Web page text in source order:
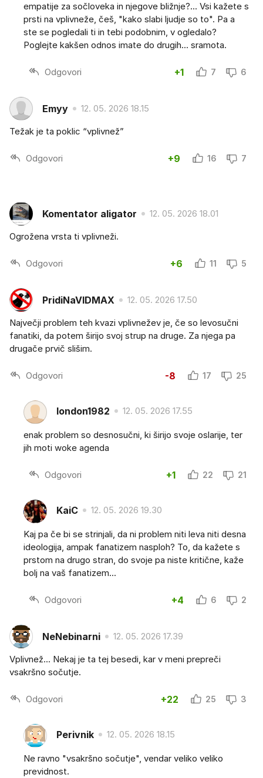
empatije za sočloveka in njegove bližnje?... Vsi kažete s
prsti na vplivneže, češ, "kako slabi ljudje so to". Pa a
ste se pogledali ti in tebi podobnim, v ogledalo?
Poglejte kakšen odnos imate do drugih... sramota.
Odgovori +1 7 6
Emyy 12. 05. 2026 18.15
Težak je ta poklic “vplivnež”
Odgovori +9 16 7
Komentator aligator 12. 05. 2026 18.01
Ogrožena vrsta ti vplivneži.
Odgovori +6 11 5
PridiNaVIDMAX 12. 05. 2026 17.50
Največji problem teh kvazi vplivnežev je, če so levosučni
fanatiki, da potem širijo svoj strup na druge. Za njega pa
drugače prvič slišim.
Odgovori -8 17 25
london1982 12. 05. 2026 17.55
enak problem so desnosučni, ki širijo svoje oslarije, ter
jih moti woke agenda
Odgovori +1 22 21
KaiC 12. 05. 2026 19.30
Kaj pa če bi se strinjali, da ni problem niti leva niti desna
ideologija, ampak fanatizem nasploh? To, da kažete s
prstom na drugo stran, do svoje pa niste kritične, kaže
bolj na vaš fanatizem...
Odgovori +4 6 2
NeNebinarni 12. 05. 2026 17.39
Vplivnež... Nekaj je ta tej besedi, kar v meni prepreči
vsakršno sočutje.
Odgovori +22 25 3
Perivnik 12. 05. 2026 18.15
Ne ravno "vsakršno sočutje", vendar veliko veliko
previdnost.